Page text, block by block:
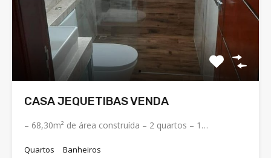
CASA JEQUETIBAS VENDA
– 68,30m² de área construída – 2 quartos – 1…
Quartos
Banheiros